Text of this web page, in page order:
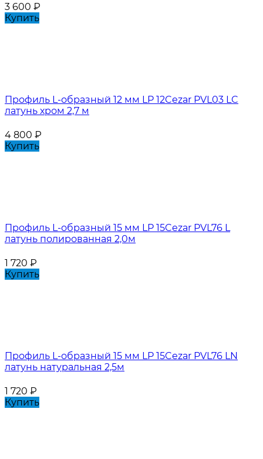
3 600 ₽
Купить
Профиль L-образный 12 мм LP 12Cezar PVL03 LC
латунь хром 2,7 м
4 800 ₽
Купить
Профиль L-образный 15 мм LP 15Cezar PVL76 L
латунь полированная 2,0м
1 720 ₽
Купить
Профиль L-образный 15 мм LP 15Cezar PVL76 LN
латунь натуральная 2,5м
1 720 ₽
Купить